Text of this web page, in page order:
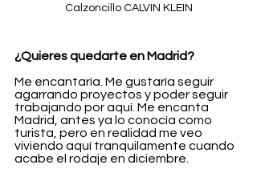
Calzoncillo CALVIN KLEIN
¿Quieres quedarte en Madrid?
Me encantaría. Me gustaría seguir
agarrando proyectos y poder seguir
trabajando por aquí. Me encanta
Madrid, antes ya lo conocía como
turista, pero en realidad me veo
viviendo aquí tranquilamente cuando
acabe el rodaje en diciembre.